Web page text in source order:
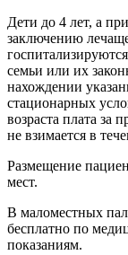
Дети до 4 лет, а
заключению
семьи или их
нахождении
стационарных
возраста плата за
не взимается в
Размещение
мест.
В маломестных
бесплатно по
показаниям.